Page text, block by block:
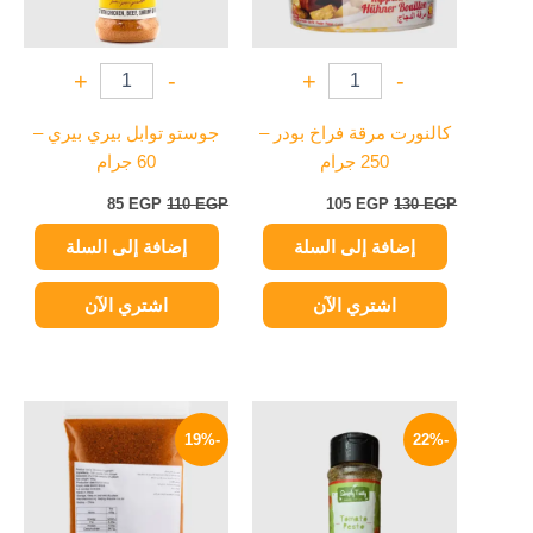
-
+
كالنورت مرقة فراخ بودر –
250 جرام
130EGP
105 EGP
إضافة إلى السلة
اشتري الآن
-
+
جوستو توابل بيري بيري –
60 جرام
110EGP
85 EGP
إضافة إلى السلة
اشتري الآن
-22%
الأصلي
100 EGP.
78 EGP.
-19%
الأصلي
هو:
490 EGP.
الحالي
هو:
399 EGP.